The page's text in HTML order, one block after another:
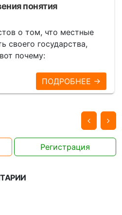
понятия
о том, что местные
своего государства,
почему:
ПОДРОБНЕЕ →
Регистрация